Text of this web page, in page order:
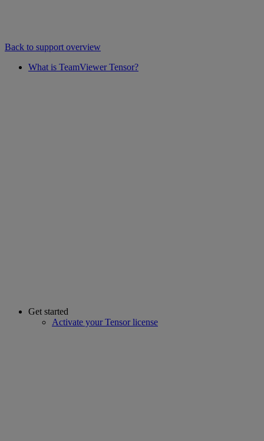
Back to support overview
What is TeamViewer Tensor?
Get started
Activate your Tensor license